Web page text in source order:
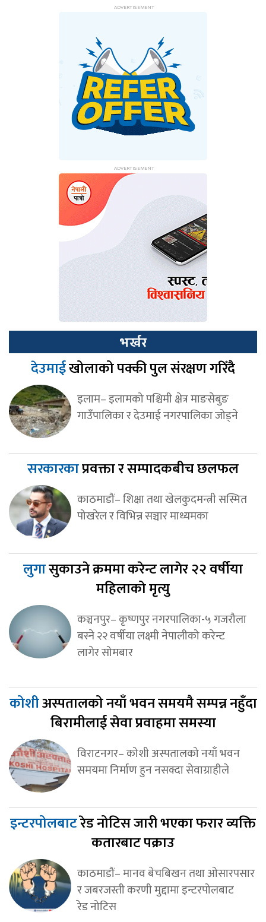
भर्खर
देउमाईखोलाको पक्की पुल संरक्षण गरिँदै
इलाम– इलामको पश्चिमी क्षेत्र माङसेबुङ
गाउँपालिका र देउमाई नगरपालिका जोड्ने
सरकारकाप्रवक्ता र सम्पादकबीच छलफल
काठमाडौं– शिक्षा तथा खेलकुदमन्त्री सस्मित
पोखरेल र विभिन्न सञ्चार माध्यमका
लुगासुकाउने क्रममा करेन्ट लागेर २२ वर्षीया
महिलाको मृत्यु
कञ्चनपुर– कृष्णपुर नगरपालिका-५ गजरौला
बस्ने २२ वर्षीया लक्ष्मी नेपालीको करेन्ट
लागेर सोमबार
कोशीअस्पतालको नयाँ भवन समयमै सम्पन्न नहुँदा
बिरामीलाई सेवा प्रवाहमा समस्या
विराटनगर– कोशी अस्पतालको नयाँ भवन
समयमा निर्माण हुन नसक्दा सेवाग्राहीले
इन्टरपोलबाटरेड नोटिस जारी भएका फरार व्यक्ति
कतारबाट पक्राउ
काठमाडौं– मानव बेचबिखन तथा ओसारपसार
र जबरजस्ती करणी मुद्दामा इन्टरपोलबाट
रेड नोटिस